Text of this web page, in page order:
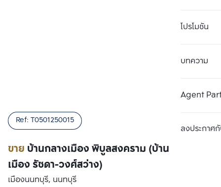
โปรโมชัน
บทความ
Agent
ลงประกาศกั
ขาย บ้านกลางเมือง พิบูลสงคราม (บ้านกลาง
เมือง รัชดา-วงศ์สว่าง)
Ref: T0501250015
เมืองนนทบุรี, นนทบุรี
เปรียบเทียบ